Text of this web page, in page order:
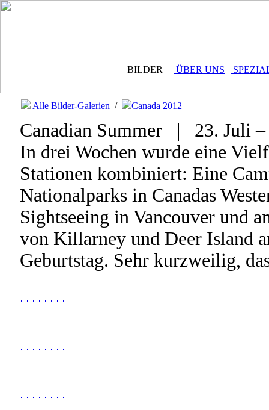
BILDER ÜBER UNS
Alle Bilder-Galerien / Canada 2012
Canadian Summer | 23. Juli –
In drei Wochen wurde eine
Stationen kombiniert: Eine
Nationalparks in Canadas
Sightseeing in Vancouver und
von Killarney und Deer Island
Geburtstag. Sehr kurzweilig,